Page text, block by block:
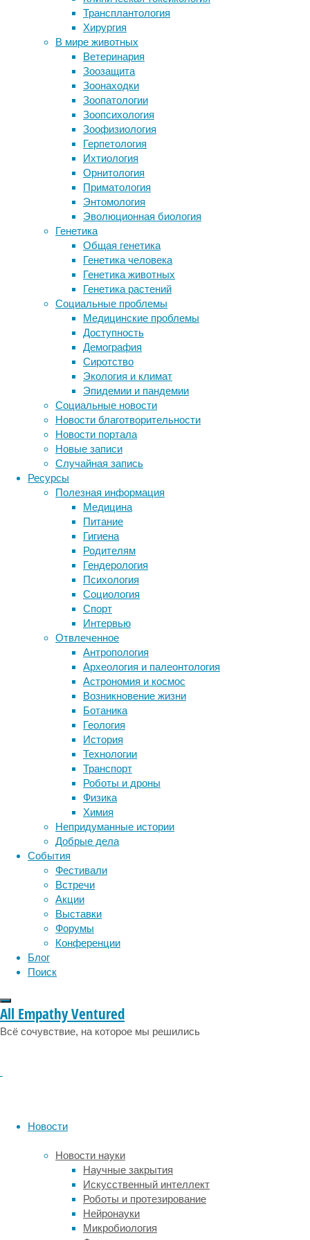
Трансплантология
Хирургия
В мире животных
Ветеринария
Зоозащита
Зоонаходки
Зоопатологии
Зоопсихология
Зоофизиология
Герпетология
Ихтиология
Орнитология
Приматология
Энтомология
Эволюционная биология
Генетика
Общая генетика
Генетика человека
Генетика животных
Генетика растений
Социальные проблемы
Медицинские проблемы
Доступность
Демография
Сиротство
Экология и климат
Эпидемии и пандемии
Социальные новости
Новости благотворительности
Новости портала
Новые записи
Случайная запись
Ресурсы
Полезная информация
Медицина
Питание
Гигиена
Родителям
Гендерология
Психология
Социология
Спорт
Интервью
Отвлеченное
Антропология
Археология и палеонтология
Астрономия и космос
Возникновение жизни
Ботаника
Геология
История
Технологии
Транспорт
Роботы и дроны
Физика
Химия
Непридуманные истории
Добрые дела
События
Фестивали
Встречи
Акции
Выставки
Форумы
Конференции
Блог
Поиск
All Empathy Ventured
Всё сочувствие, на которое мы решились
Новости
Новости науки
Научные закрытия
Искусственный интеллект
Роботы и протезирование
Нейронауки
Микробиология
течение
последних
нескольких
лет
интернет-
профессии
стали
очень
популярны.
Рынок
фриланса
непрерывно
увеличивается.
Если
в
2020
году
количество
дистанционных
работников
составляло
14
миллионов,
то
2021
году
этот
показатель
увеличился
до
71
миллиона
человек.
Вместе
со
специалистами
растет
число
работодателей.
Какие
профессии
востребованы
Сегодня
пользуются
спросом
все
интернет-
профессии.
На
вершине
списка
ниже
–
веб-
программирование,
четверку
лидеров
замыкает
работа
текстом
ученые клонировали арктического
хищника
Физическая активность заставила
мышей буквально шевелить мозгами
Двуногий робот Jet-HR2 научился
взлетать и висеть в воздухе
Два часа на природе в неделю
достаточно для хорошего
самочувствия
Следите за новостями
Метки
ДНК бактерии биология
биотехнология вирусы восприятие
генетика дети
здоровье
инструменты и методы
исследования
лекарства медицина
мозг наука
нейробиология
нейрофизиология
поведение
сон социальные проблемы
физиология
эмоции эпидемия